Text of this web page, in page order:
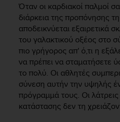
Όταν οι καρδιακοί παλμοί
διάρκεια της προπόνησης
αποδεικνύεται εξαιρετικά
του γαλακτικού οξέος στο
πιο γρήγορος απ' ό,τι η
να πρέπει να σταματήσετε
το πολύ. Οι αθλητές
σύνεση αυτήν την υψηλής
πρόγραμμά τους. Οι
κατάστασης δεν τη